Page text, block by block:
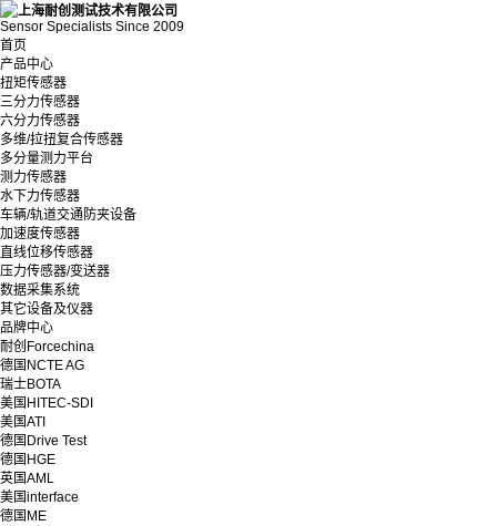
Sensor Specialists Since 2009
首页
产品中心
扭矩传感器
三分力传感器
六分力传感器
多维/拉扭复合传感器
多分量测力平台
测力传感器
水下力传感器
车辆/轨道交通防夹设备
加速度传感器
直线位移传感器
压力传感器/变送器
数据采集系统
其它设备及仪器
品牌中心
耐创Forcechina
德国NCTE AG
瑞士BOTA
美国HITEC-SDI
美国ATI
德国Drive Test
德国HGE
英国AML
美国interface
德国ME